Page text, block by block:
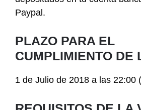
Paypal.
PLAZO PARA EL
CUMPLIMIENTO DE
1 de Julio de 2018 a las 22:00